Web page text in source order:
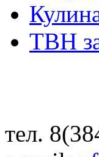
ТВН
тел.